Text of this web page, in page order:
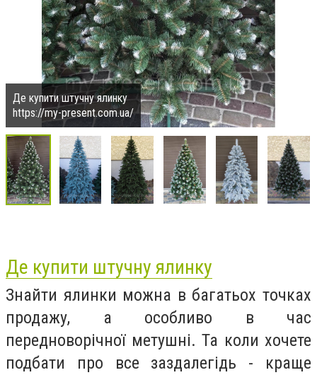
Де купити штучну ялинку
https://my-present.com.ua/
Де купити штучну ялинку
Знайти ялинки можна в багатьох точках
продажу, а особливо в час
передноворічної метушні. Та коли хочете
подбати про все заздалегідь - краще